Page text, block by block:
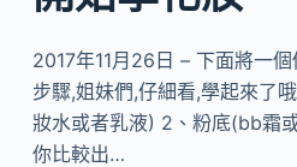
2017年11月26日 – 下面將一
步驟,姐妹們,仔細看,學起來了
妝水或者乳液) 2、粉底(bb霜
你比較出…